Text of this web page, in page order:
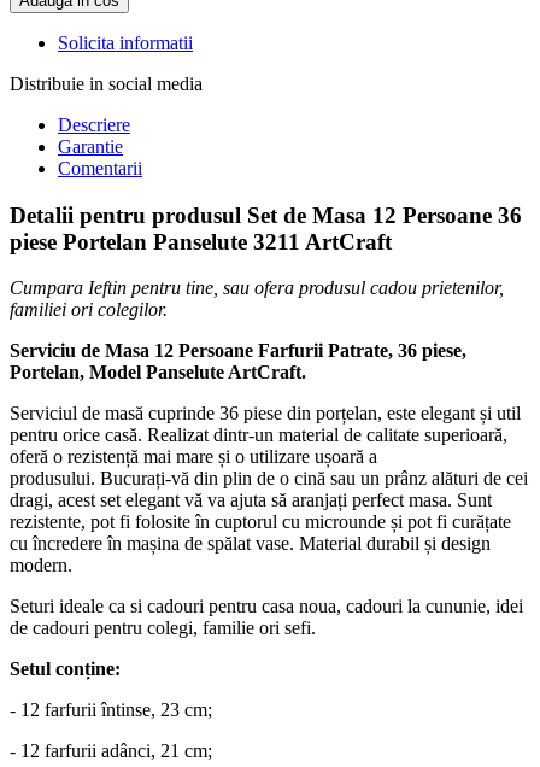
Solicita informatii
Distribuie in social media
Descriere
Garantie
Comentarii
Detalii pentru produsul Set de Masa 12 Persoane 36
piese Portelan Panselute 3211 ArtCraft
Cumpara Ieftin pentru tine, sau ofera produsul cadou prietenilor,
familiei ori colegilor.
Serviciu de Masa 12 Persoane Farfurii Patrate, 36 piese,
Portelan, Model Panselute ArtCraft.
Serviciul de masă cuprinde 36 piese din porțelan, este elegant și util
pentru orice casă. Realizat dintr-un material de calitate superioară,
oferă o rezistență mai mare și o utilizare ușoară a
produsului. Bucurați-vă din plin de o cină sau un prânz alături de cei
dragi, acest set elegant vă va ajuta să aranjați perfect masa. Sunt
rezistente, pot fi folosite în cuptorul cu microunde și pot fi curățate
cu încredere în mașina de spălat vase. Material durabil și design
modern.
Seturi ideale ca si cadouri pentru casa noua, cadouri la cununie, idei
de cadouri pentru colegi, familie ori sefi.
Setul conține:
- 12 farfurii întinse, 23 cm;
- 12 farfurii adânci, 21 cm;